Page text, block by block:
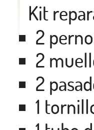
Kit
2
2
2
1